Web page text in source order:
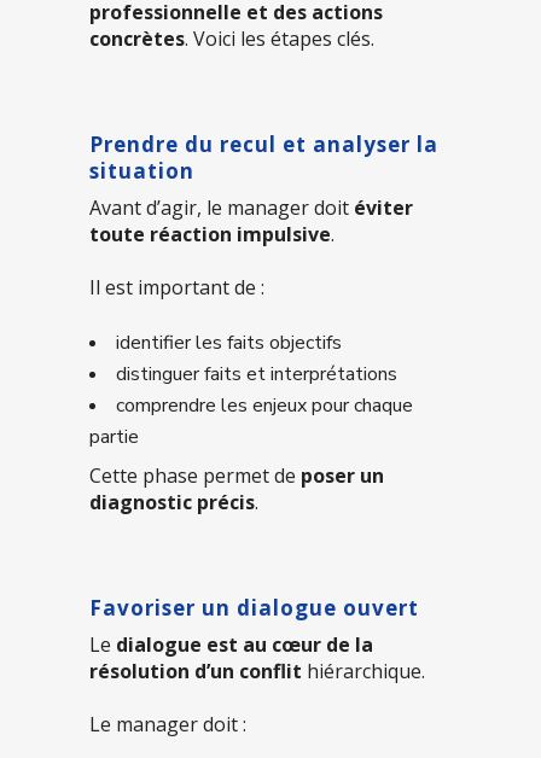
professionnelle et des actions
concrètes. Voici les étapes clés.
Prendre du recul et analyser la
situation
Avant d’agir, le manager doit éviter
toute réaction impulsive.
Il est important de :
identifier les faits objectifs
distinguer faits et interprétations
comprendre les enjeux pour chaque
partie
Cette phase permet de poser un
diagnostic précis.
Favoriser un dialogue ouvert
Le dialogue est au cœur de la
résolution d’un conflit hiérarchique.
Le manager doit :